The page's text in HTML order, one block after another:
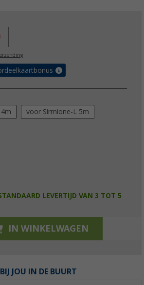
voor Sirmione-L 5m
LEVERTIJD VAN 3 TOT 5
IN WINKELWAGEN
JOU IN DE BUURT